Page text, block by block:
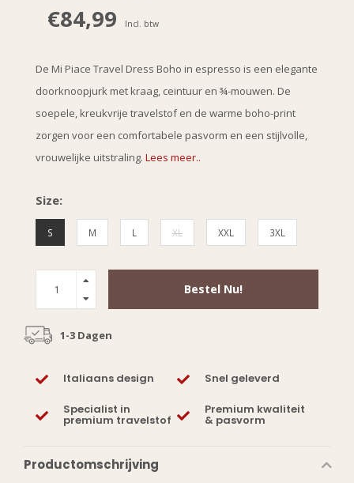
€84,99 Incl. btw
De Mi Piace Travel Dress Boho in espresso is een elegante
doorknoopjurk met kraag, ceintuur en ¾-mouwen. De
soepele, kreukvrije travelstof en de warme boho-print
zorgen voor een comfortabele pasvorm en een stijlvolle,
vrouwelijke uitstraling. Lees meer..
Size:
S M L XL XXL 3XL
Bestel Nu!
1-3 Dagen
Italiaans design Snel geleverd
Specialist in
premium travelstof
Premium kwaliteit
& pasvorm
Productomschrijving